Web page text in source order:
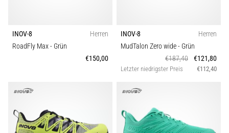
INOV-8
Herren
RoadFly Max- Grün
€150,00
INOV-8
Herren
MudTalon Zero wide- Grün
€187,40
€121,80
Letzter niedrigster Preis €112,40